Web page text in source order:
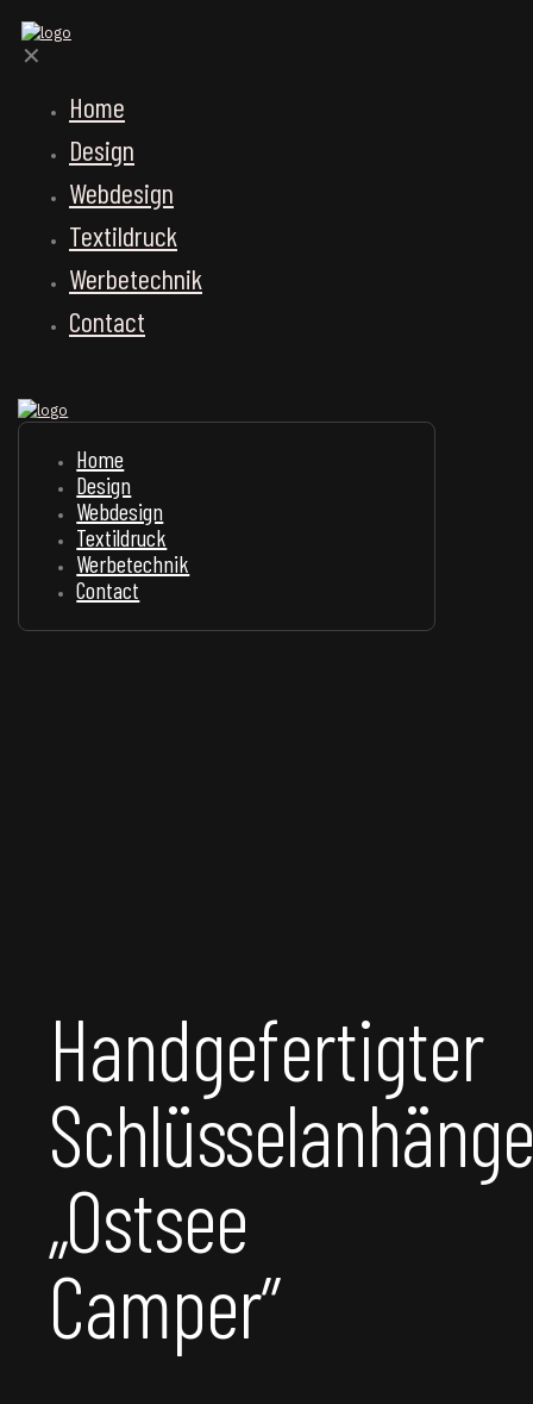
✕
Home
Design
Webdesign
Textildruck
Werbetechnik
Contact
Home
Design
Webdesign
Textildruck
Werbetechnik
Contact
Handgefertigter
„Ostsee
Camper”